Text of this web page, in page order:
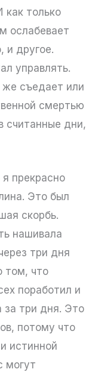
как только
ослабевает
и другое.
управлять.
съедает или
смертью
считанные дни,
прекрасно
Это был
скорбь.
нашивала
три дня
том, что
поработил и
за три дня. Это
потому что
истинной
могут